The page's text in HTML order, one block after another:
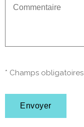
* Champs obligatoires